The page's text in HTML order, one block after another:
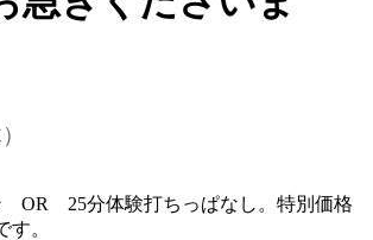
OR 25分体験打ちっぱなし。特別価格
す。